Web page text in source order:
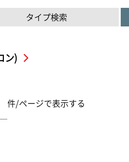
タイプ検索
ン)
件/ページで表示する